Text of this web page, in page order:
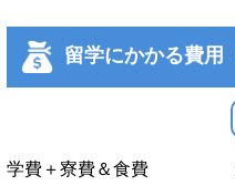
留学にかかる費用
学費＋寮費＆食費